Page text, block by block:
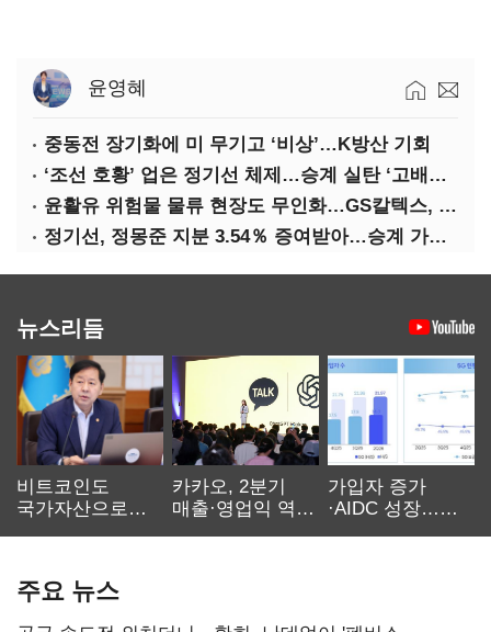
윤영혜
중동전 장기화에 미 무기고 ‘비상’…K방산 기회
‘조선 호황’ 업은 정기선 체제…승계 실탄 ‘고배당’ 주목
윤활유 위험물 물류 현장도 무인화…GS칼텍스, 디지털 전환 가속
정기선, 정몽준 지분 3.54％ 증여받아…승계 가속화
뉴스리듬
비트코인도
국가자산으로…'
카카오, 2분기
매출·영업익 역대
가입자 증가
·AIDC 성장…
주요 뉴스